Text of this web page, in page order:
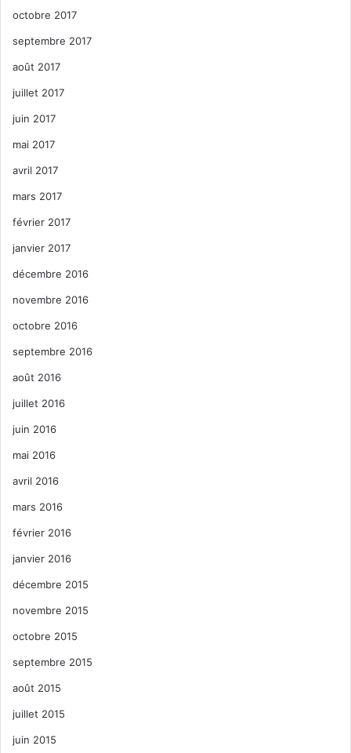
octobre 2017
septembre 2017
août 2017
juillet 2017
juin 2017
mai 2017
avril 2017
mars 2017
février 2017
janvier 2017
décembre 2016
novembre 2016
octobre 2016
septembre 2016
août 2016
juillet 2016
juin 2016
mai 2016
avril 2016
mars 2016
février 2016
janvier 2016
décembre 2015
novembre 2015
octobre 2015
septembre 2015
août 2015
juillet 2015
juin 2015